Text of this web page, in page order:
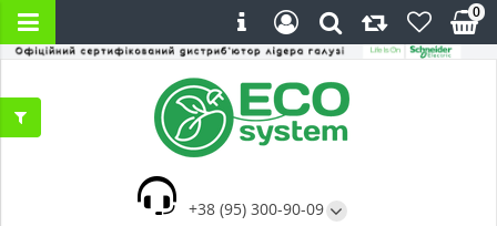
+38 (95) 300-90-09
0